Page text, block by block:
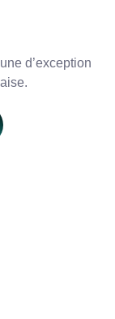
d’exception